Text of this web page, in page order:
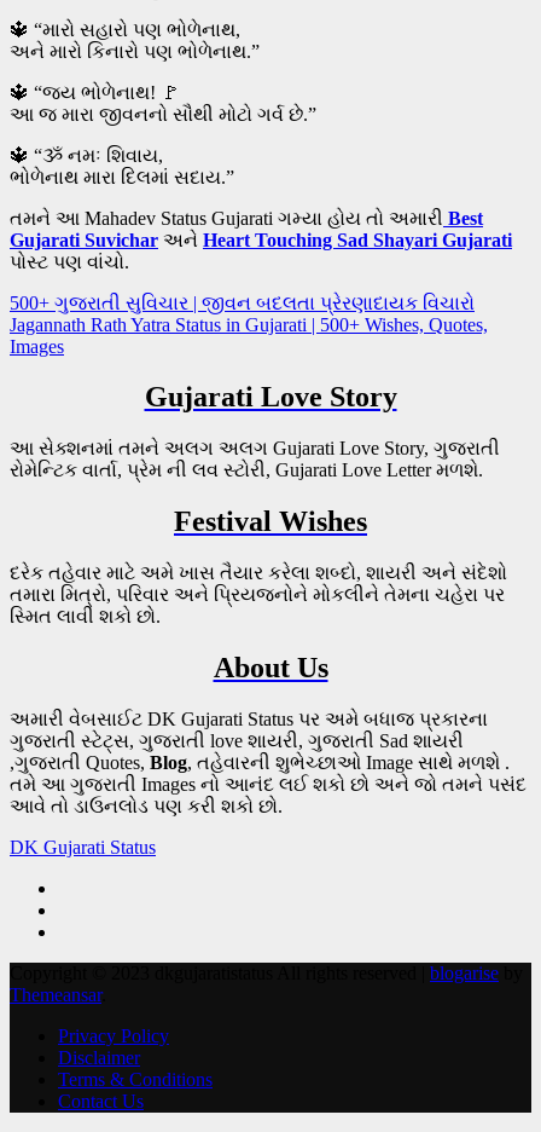
🔱 “મારો સહારો પણ ભોળેનાથ,
અને મારો કિનારો પણ ભોળેનાથ.”
🔱 “જય ભોળેનાથ! 🚩
આ જ મારા જીવનનો સૌથી મોટો ગર્વ છે.”
🔱 “ૐ નમઃ શિવાય,
ભોળેનાથ મારા દિલમાં સદાય.”
તમને આ Mahadev Status Gujarati ગમ્યા હોય તો અમારી Best
Gujarati Suvichar અને Heart Touching Sad Shayari Gujarati
પોસ્ટ પણ વાંચો.
Post
navigation
500+ ગુજરાતી સુવિચાર | જીવન બદલતા પ્રેરણાદાયક વિચારો
Jagannath Rath Yatra Status in Gujarati | 500+ Wishes, Quotes,
Images
Gujarati Love Story
આ સેક્શનમાં તમને અલગ અલગ Gujarati Love Story, ગુજરાતી
રોમેન્ટિક વાર્તા, પ્રેમ ની લવ સ્ટોરી, Gujarati Love Letter મળશે.
Festival Wishes
દરેક તહેવાર માટે અમે ખાસ તૈયાર કરેલા શબ્દો, શાયરી અને સંદેશો
તમારા મિત્રો, પરિવાર અને પ્રિયજનોને મોકલીને તેમના ચહેરા પર
સ્મિત લાવી શકો છો.
About Us
અમારી વેબસાઈટ DK Gujarati Status પર અમે બધાજ પ્રકારના
ગુજરાતી સ્ટેટ્સ, ગુજરાતી love શાયરી, ગુજરાતી Sad શાયરી
,ગુજરાતી Quotes, Blog, તહેવારની શુભેચ્છાઓ Image સાથે મળશે .
તમે આ ગુજરાતી Images નો આનંદ લઈ શકો છો અને જો તમને પસંદ
આવે તો ડાઉનલોડ પણ કરી શકો છો.
DK Gujarati Status
blogarise
Themeansar.
Privacy Policy
Disclaimer
Terms & Conditions
Contact Us